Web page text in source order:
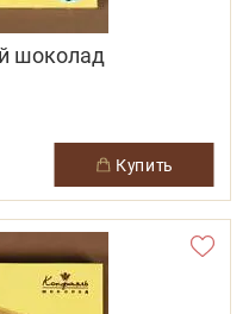
шоколад
купить